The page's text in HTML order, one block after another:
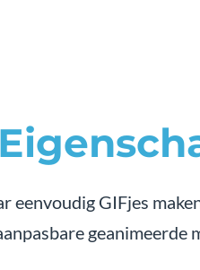
eenvoudig GIFjes
geanimeerde